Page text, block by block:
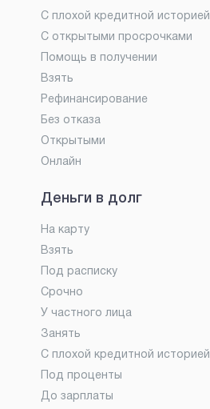
С плохой кредитной историей
С открытыми просрочками
Помощь в получении
Взять
Рефинансирование
Без отказа
Открытыми
Онлайн
Деньги в долг
На карту
Взять
Под расписку
Срочно
У частного лица
Занять
С плохой кредитной историей
Под проценты
До зарплаты